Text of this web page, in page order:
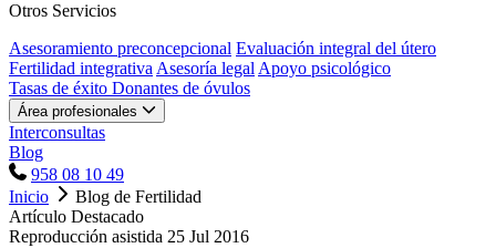
Otros Servicios
Asesoramiento preconcepcional Evaluación integral del útero
Fertilidad integrativa Asesoría legal Apoyo psicológico
Tasas de éxito Donantes de óvulos
Área profesionales
Interconsultas
Blog
958 08 10 49
Inicio
Blog de Fertilidad
Artículo Destacado
Reproducción asistida 25 Jul 2016